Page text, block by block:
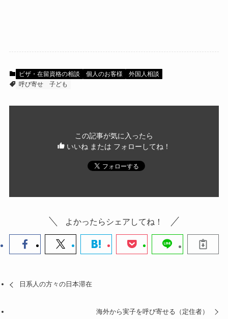
ビザ・在留資格の相談 個人のお客様
外国人相談
呼び寄せ
子ども
この記事が気に入ったら
いいね または フォローしてね！
よかったらシェアしてね！
日系人の方々の日本滞在
海外から実子を呼び寄せる（定住者）